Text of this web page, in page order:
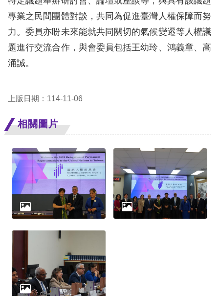
回
首
頁
站
導
覽
網
站
安
全
私
專業之民間團體對談，共同為促進臺灣人權保障而努
力。委員亦盼未來能就共同關切的氣候變遷等人權議
題進行交流合作，與會委員包括王幼玲、鴻義章、高
涌誠。
上版日期：114-11-06
相關圖片